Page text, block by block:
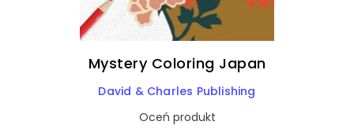
Mystery Coloring Japan
David & Charles Publishing
Oceń produkt